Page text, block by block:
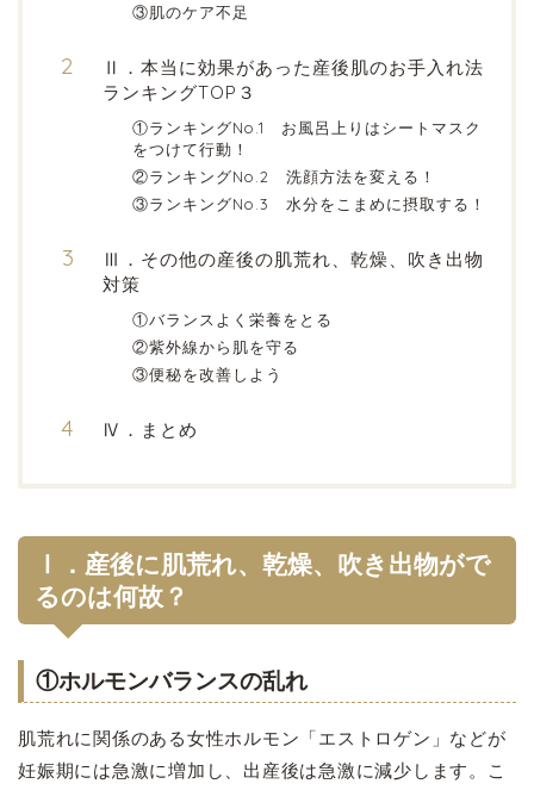
③肌のケア不足
Ⅱ．本当に効果があった産後肌のお手入れ法
ランキングTOP３
①ランキングNo.1 お風呂上りはシートマスク
をつけて行動！
②ランキングNo.2 洗顔方法を変える！
③ランキングNo.3 水分をこまめに摂取する！
Ⅲ．その他の産後の肌荒れ、乾燥、吹き出物
対策
①バランスよく栄養をとる
②紫外線から肌を守る
③便秘を改善しよう
Ⅳ．まとめ
Ⅰ．産後に肌荒れ、乾燥、吹き出物がで
るのは何故？
①ホルモンバランスの乱れ
肌荒れに関係のある女性ホルモン「エストロゲン」などが
妊娠期には急激に増加し、出産後は急激に減少します。こ